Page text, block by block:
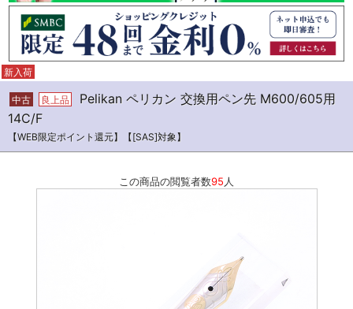
新入荷
中古 良上品
Pelikan ペリカン 交換用ペン先 M600/605用
14C/F
【WEB限定ポイント還元】【[SAS]対象】
この商品の閲覧者数95 人